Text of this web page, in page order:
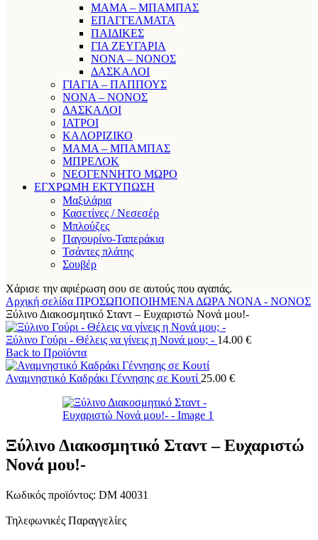
ΜΑΜΑ – ΜΠΑΜΠΑΣ
ΕΠΑΓΓΕΛΜΑΤΑ
ΠΑΙΔΙΚΕΣ
ΓΙΑ ΖΕΥΓΑΡΙΑ
ΝΟΝΑ – ΝΟΝΟΣ
ΔΑΣΚΑΛΟΙ
ΓΙΑΓΙΑ – ΠΑΠΠΟΥΣ
ΝΟΝΑ – ΝΟΝΟΣ
ΔΑΣΚΑΛΟΙ
ΙΑΤΡΟΙ
ΚΑΛΟΡΙΖΙΚΟ
ΜΑΜΑ – ΜΠΑΜΠΑΣ
ΜΠΡΕΛΟΚ
ΝΕΟΓΕΝΝΗΤΟ ΜΩΡΟ
ΕΓΧΡΩΜΗ ΕΚΤΥΠΩΣΗ
Μαξιλάρια
Κασετίνες / Νεσεσέρ
Μπλούζες
Παγουρίνο-Ταπεράκια
Τσάντες πλάτης
Σουβέρ
Χάρισε την αφιέρωση σου σε αυτούς που αγαπάς.
Αρχική σελίδα ΠΡΟΣΩΠΟΠΟΙΗΜΕΝΑ ΔΩΡΑ ΝΟΝΑ - ΝΟΝΟΣ
Ξύλινο Διακοσμητικό Σταντ – Ευχαριστώ Νονά μου!-
Ξύλινο Γούρι - Θέλεις να γίνεις η Νονά μου; - 14.00 €
Back to Προϊόντα
Αναμνηστικό Καδράκι Γέννησης σε Κουτί 25.00 €
Ξύλινο Διακοσμητικό Σταντ – Ευχαριστώ
Νονά μου!-
Κωδικός προϊόντος: DM 40031
Τηλεφωνικές Παραγγελίες